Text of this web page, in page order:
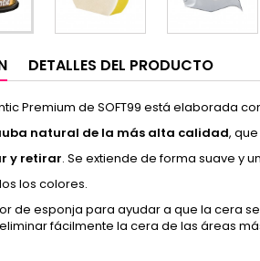
DETALLES DEL PRODUCTO
Premium de SOFT99 está elaborada
natural de la más alta calidad,
y retirar. Se extiende de forma suave y
los colores.
de esponja para ayudar a que la cera
fácilmente la cera de las áreas